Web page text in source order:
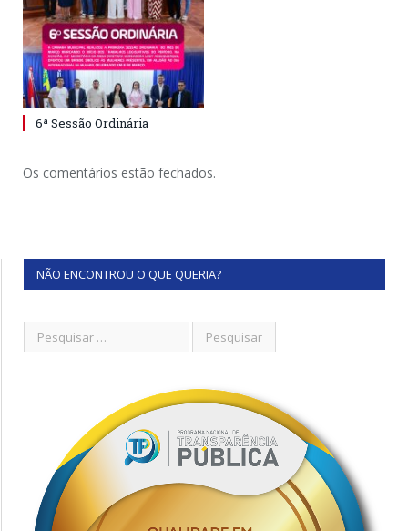
6ª Sessão Ordinária
Os comentários estão fechados.
NÃO ENCONTROU O QUE QUERIA?